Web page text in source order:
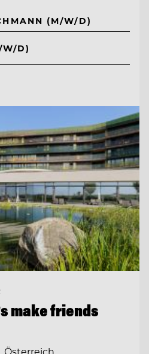
(M/W/D)
W/D)
make friends
Österreich